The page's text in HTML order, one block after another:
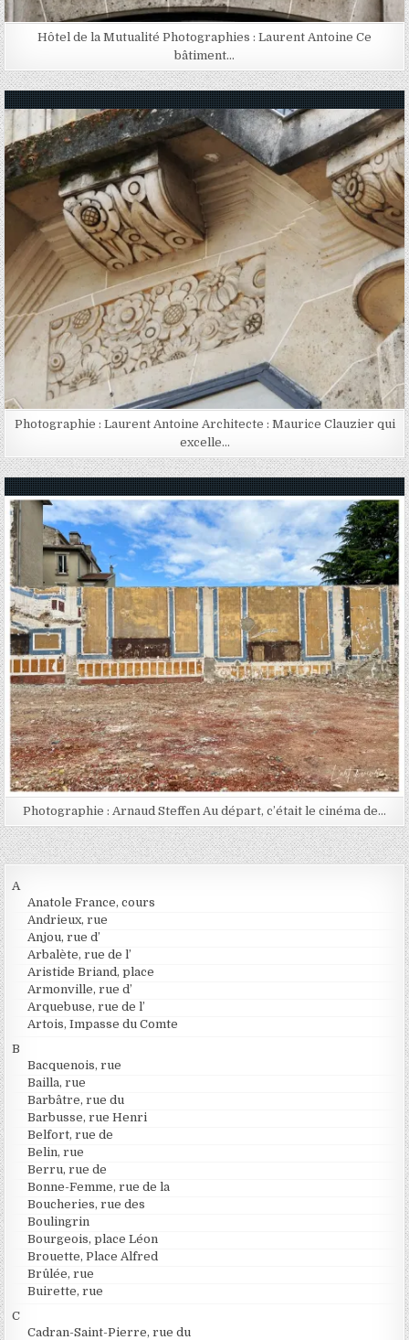
Hôtel de la Mutualité Photographies : Laurent Antoine Ce
bâtiment…
Posted in
Photographie : Laurent Antoine Architecte : Maurice Clauzier qui
excelle…
Posted in
Photographie : Arnaud Steffen Au départ, c’était le cinéma de…
A
Anatole France, cours
Andrieux, rue
Anjou, rue d’
Arbalète, rue de l’
Aristide Briand, place
Armonville, rue d’
Arquebuse, rue de l’
Artois, Impasse du Comte
B
Bacquenois, rue
Bailla, rue
Barbâtre, rue du
Barbusse, rue Henri
Belfort, rue de
Belin, rue
Berru, rue de
Bonne-Femme, rue de la
Boucheries, rue des
Boulingrin
Bourgeois, place Léon
Brouette, Place Alfred
Brûlée, rue
Buirette, rue
C
Cadran-Saint-Pierre, rue du